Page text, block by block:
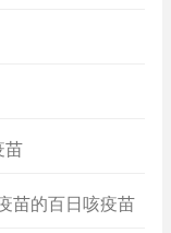
苗
苗的百日咳疫苗